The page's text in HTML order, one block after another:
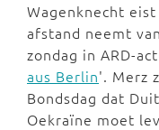
Wagenknecht
afstand neemt
zondag in ARD-
aus Berlin'. Merz
Bondsdag dat
Oekraïne moet